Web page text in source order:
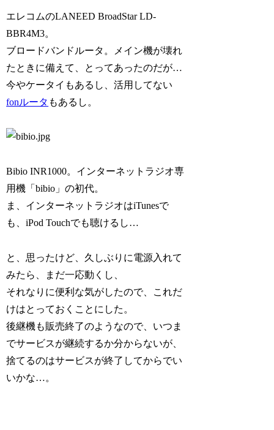
エレコムのLANEED BroadStar LD-
BBR4M3。
ブロードバンドルータ。メイン機が壊れ
たときに備えて、とってあったのだが…
今やケータイもあるし、活用してない
fonルータ もあるし。
Bibio INR1000。インターネットラジオ専
用機「bibio」の初代。
ま、インターネットラジオはiTunesで
も、iPod Touchでも聴けるし…
と、思ったけど、久しぶりに電源入れて
みたら、まだ一応動くし、
それなりに便利な気がしたので、これだ
けはとっておくことにした。
後継機も販売終了のようなので、いつま
でサービスが継続するか分からないが、
捨てるのはサービスが終了してからでい
いかな…。